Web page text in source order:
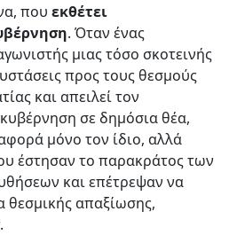
που εκθέτει
. Όταν ένας
μιας τόσο σκοτεινής
προς τους θεσμούς
και απειλεί τον
σε δημόσια θέα,
μόνο τον ίδιο, αλλά
έστησαν το παρακράτος των
και επέτρεψαν να
θεσμικής απαξίωσης,